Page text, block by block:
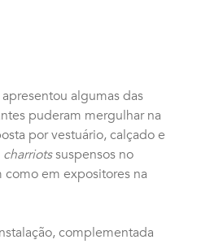
algumas das
puderam mergulhar na
por vestuário, calçado e
charriotssuspensos no
como em expositores na
complementada